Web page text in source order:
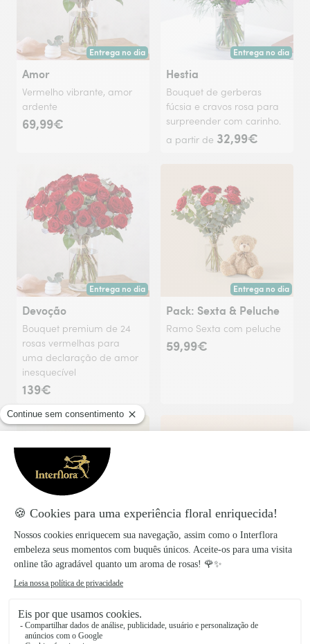
Entrega no dia
Entrega hoje ou na data à tua escolha.
Amor
Vermelho vibrante, amor
ardente
69,99€
Entrega no dia
Entrega hoje ou na
Hestia
Bouquet de gerberas
fúcsia e cravos rosa para
surpreender com carinho.
a partir de 32,99€
Entrega no dia
Entrega hoje ou na data à tua escolha.
Devoção
Bouquet premium de 24
rosas vermelhas para
uma declaração de amor
inesquecível
139€
Entrega no dia
Entrega hoje ou na
Pack: Sexta & Peluche
Ramo Sexta com peluche
59,99€
Entrega no dia
Entrega hoje ou na data à tua escolha.
Explosão de Cores
Bouquet premium com 60
surpreender.
309€
Entrega no dia
Entrega hoje ou na
Sicilia
a partir de39,99€